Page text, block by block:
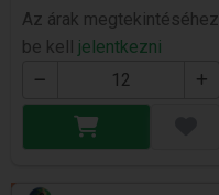
Az árak megtekintéséhez
be kell jelentkezni